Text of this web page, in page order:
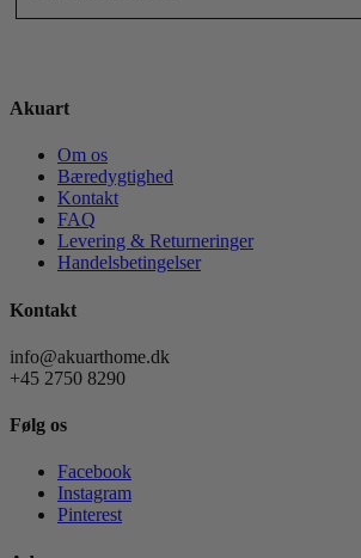
Akuart
Om os
Bæredygtighed
Kontakt
FAQ
Levering & Returneringer
Handelsbetingelser
Kontakt
info@akuarthome.dk
+45 2750 8290
Følg os
Facebook
Instagram
Pinterest